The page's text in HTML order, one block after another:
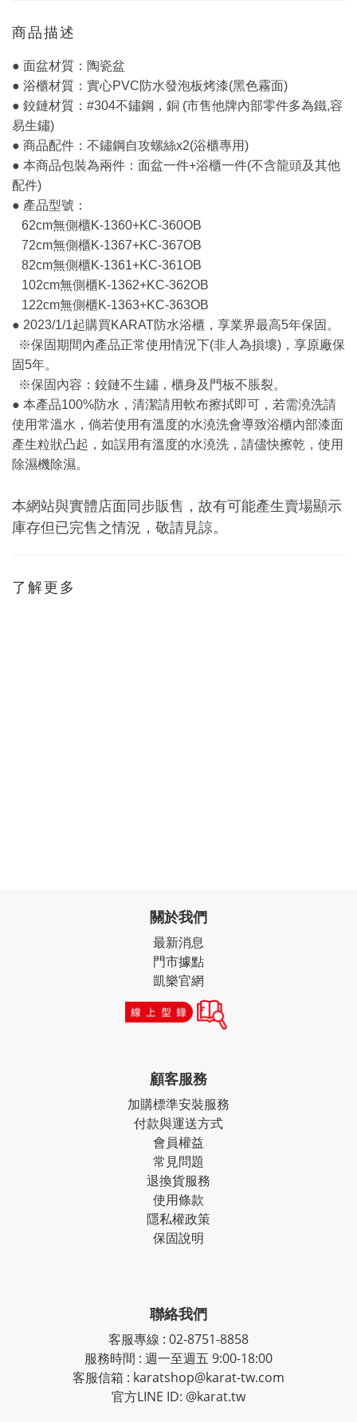
商品描述
● 面盆材質：陶瓷盆
● 浴櫃材質：實心PVC防水發泡板烤漆(黑色霧面)
● 鉸鏈材質：#304不鏽鋼，銅 (市售他牌內部零件多為鐵,容
易生鏽)
● 商品配件：不鏽鋼自攻螺絲x2(浴櫃專用)
● 本商品包裝為兩件：面盆一件+浴櫃一件(不含龍頭及其他
配件)
● 產品型號：
62cm無側櫃K-1360+KC-360OB
72cm無側櫃K-1367+KC-367OB
82cm無側櫃K-1361+KC-361OB
102cm無側櫃K-1362+KC-362OB
122cm無側櫃K-1363+KC-363OB
● 2023/1/1起購買KARAT防水浴櫃，享業界最高5年保固。
※保固期間內產品正常使用情況下(非人為損壞)，享原廠保
固5年。
※保固內容：鉸鏈不生鏽，櫃身及門板不脹裂。
● 本產品100%防水，清潔請用軟布擦拭即可，若需澆洗請
使用常溫水，倘若使用有溫度的水澆洗會導致浴櫃內部漆面
產生粒狀凸起，如誤用有溫度的水澆洗，請儘快擦乾，使用
除濕機除濕。
本網站與實體店面同步販售，故有可能產生賣場顯示
庫存但已完售之情況，敬請見諒。
了解更多
關於我們
最新消息
門市據點
凱樂官網
顧客服務
加購標準安裝服務
付款與運送方式
會員權益
常見問題
退換貨服務
使用條款
隱私權政策
保固說明
聯絡我們
客服專線 : 02-8751-8858
服務時間 : 週一至週五 9:00-18:00
客服信箱 : karatshop@karat-tw.com
官方LINE ID: @karat.tw